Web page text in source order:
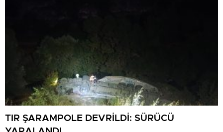
TIR ŞARAMPOLE DEVRİLDİ: SÜRÜCÜ